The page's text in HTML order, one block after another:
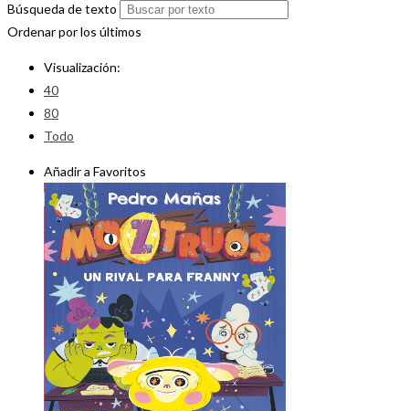
Búsqueda de texto
Ordenar por los últimos
Visualización:
40
80
Todo
Añadir a Favoritos